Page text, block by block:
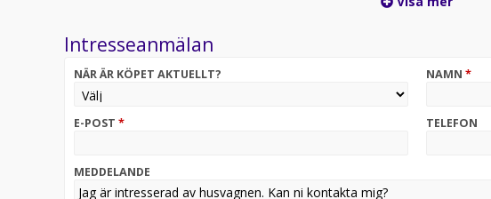
- Caravan AB i Eskilstuna-kort med 10 % rabatt på alla tillbehör
Finans.
Tjänstevikten är angiven utan extramonterad utrustning.
Intresseanmälan
NÄR ÄR KÖPET AKTUELLT? NAMN *
E-POST * TELEFON
MEDDELANDE